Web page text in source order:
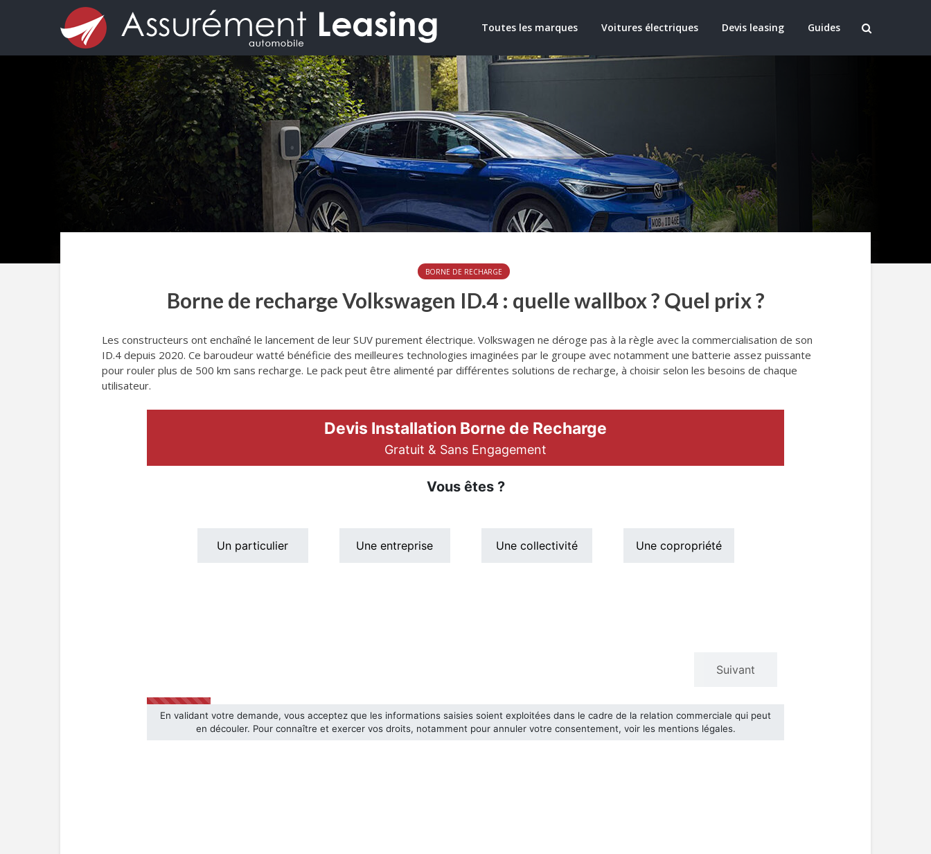
Toutes les marques Voitures électriques Devis leasing Guides
BORNE DE RECHARGE
Borne de recharge Volkswagen ID.4 : quelle wallbox ? Quel prix ?
Les constructeurs ont enchaîné le lancement de leur SUV purement électrique. Volkswagen ne déroge pas à la règle avec la commercialisation de son
ID.4 depuis 2020. Ce baroudeur watté bénéficie des meilleures technologies imaginées par le groupe avec notamment une batterie assez puissante
pour rouler plus de 500 km sans recharge. Le pack peut être alimenté par différentes solutions de recharge, à choisir selon les besoins de chaque
utilisateur.